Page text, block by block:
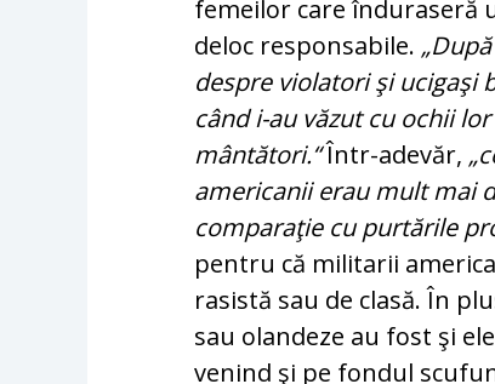
femeilor care în­duraseră
deloc responsabile.
despre violatori şi ucigaşi
când i-au văzut cu ochii
mântători.“Într-adevăr,
ame­ri­canii erau mult mai
comparaţie cu purtările
pentru că militarii
rasistă sau de clasă. În
sau olandeze au fost şi
venind şi pe fon­dul